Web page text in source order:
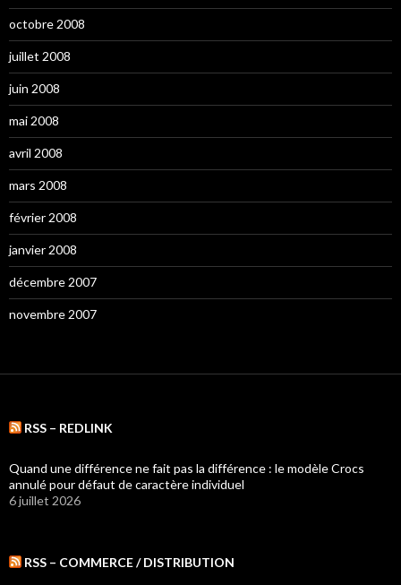
octobre 2008
juillet 2008
juin 2008
mai 2008
avril 2008
mars 2008
février 2008
janvier 2008
décembre 2007
novembre 2007
RSS – REDLINK
Quand une différence ne fait pas la différence : le modèle Crocs
annulé pour défaut de caractère individuel
6 juillet 2026
RSS – COMMERCE / DISTRIBUTION